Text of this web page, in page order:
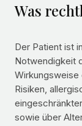
Was
Der Patient ist
Notwendigkeit
Risiken,
sowie über